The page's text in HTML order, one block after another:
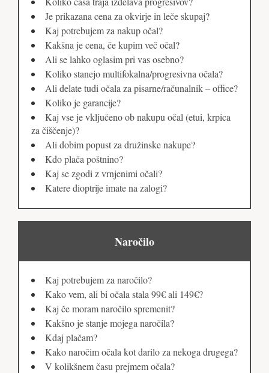
Je prikazana cena za okvirje in leče skupaj?
Kaj potrebujem za nakup očal?
Kakšna je cena, če kupim več očal?
Ali se lahko oglasim pri vas osebno?
Koliko stanejo multifokalna/progresivna očala?
Ali delate tudi očala za pisarne/računalnik – office?
Koliko je garancije?
Kaj vse je vključeno ob nakupu očal (etui, krpica
za čiščenje)?
Ali dobim popust za družinske nakupe?
Kdo plača poštnino?
Kaj se zgodi z vrnjenimi očali?
Katere dioptrije imate na zalogi?
Naročilo
Kaj potrebujem za naročilo?
Kako vem, ali bi očala stala 99€ ali 149€?
Kaj če moram naročilo spremenit?
Kakšno je stanje mojega naročila?
Kdaj plačam?
Kako naročim očala kot darilo za nekoga drugega?
V kolikšnem času prejmem očala?